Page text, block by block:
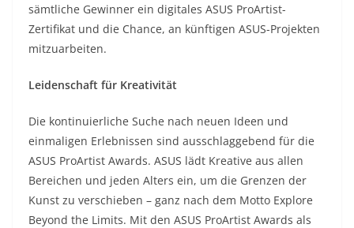
sämtliche Gewinner ein digitales ASUS ProArtist-
Zertifikat und die Chance, an künftigen ASUS-Projekten
mitzuarbeiten.
Leidenschaft für Kreativität
Die kontinuierliche Suche nach neuen Ideen und
einmaligen Erlebnissen sind ausschlaggebend für die
ASUS ProArtist Awards. ASUS lädt Kreative aus allen
Bereichen und jeden Alters ein, um die Grenzen der
Kunst zu verschieben – ganz nach dem Motto Explore
Beyond the Limits. Mit den ASUS ProArtist Awards als